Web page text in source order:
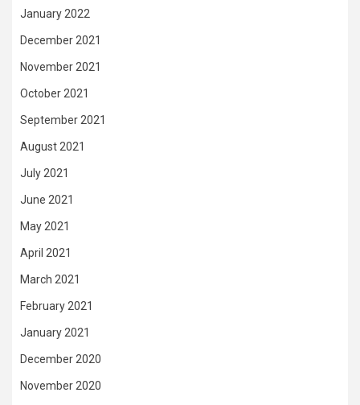
January 2022
December 2021
November 2021
October 2021
September 2021
August 2021
July 2021
June 2021
May 2021
April 2021
March 2021
February 2021
January 2021
December 2020
November 2020